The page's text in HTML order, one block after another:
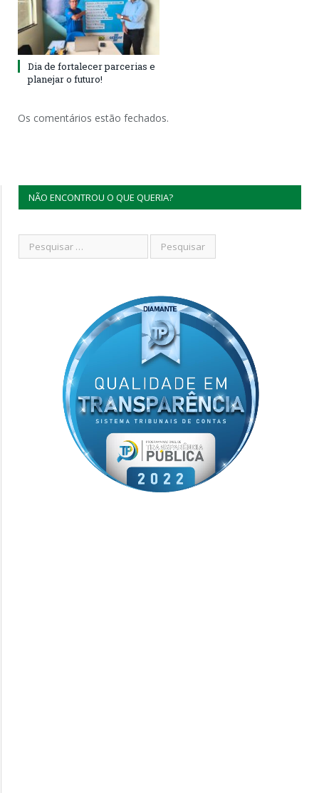
Dia de fortalecer parcerias e
planejar o futuro!
Os comentários estão fechados.
NÃO ENCONTROU O QUE QUERIA?